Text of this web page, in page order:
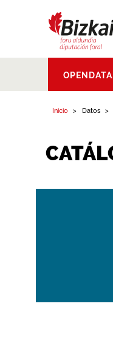
Aldundia.
Foral de
Inicio Datos